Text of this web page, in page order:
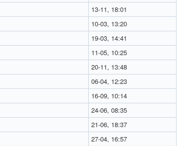
13-11, 18:01
10-03, 13:20
19-03, 14:41
11-05, 10:25
20-11, 13:48
06-04, 12:23
16-09, 10:14
24-06, 08:35
21-06, 18:37
27-04, 16:57